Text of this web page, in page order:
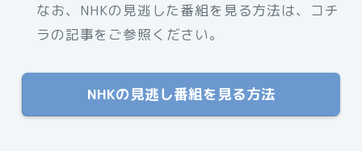
なお、NHKの見逃した番組を見る方法は、コチ
ラの記事をご参照ください。
NHKの見逃し番組を見る方法